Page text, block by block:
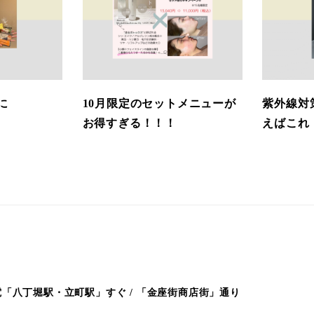
10月限定のセットメニューが
お得すぎる！！！
紫外線
えばこれ
八丁堀駅・立町駅」すぐ / 「金座街商店街」通り